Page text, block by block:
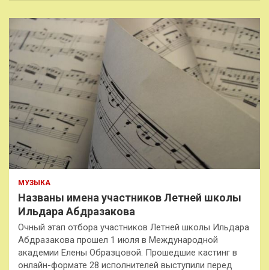
МУЗЫКА
Названы имена участников Летней школы
Ильдара Абдразакова
Очный этап отбора участников Летней школы Ильдара
Абдразакова прошел 1 июля в Международной
академии Елены Образцовой. Прошедшие кастинг в
онлайн-формате 28 исполнителей выступили перед